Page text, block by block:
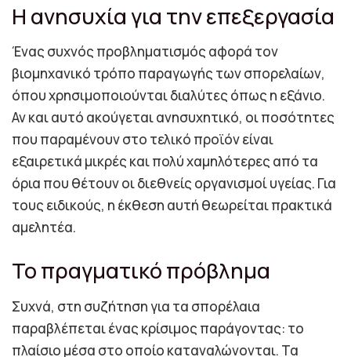
Η ανησυχία για την επεξεργασία
Ένας συχνός προβληματισμός αφορά τον
βιομηχανικό τρόπο παραγωγής των σπορελαίων,
όπου χρησιμοποιούνται διαλύτες όπως η εξάνιο.
Αν και αυτό ακούγεται ανησυχητικό, οι ποσότητες
που παραμένουν στο τελικό προϊόν είναι
εξαιρετικά μικρές και πολύ χαμηλότερες από τα
όρια που θέτουν οι διεθνείς οργανισμοί υγείας. Για
τους ειδικούς, η έκθεση αυτή θεωρείται πρακτικά
αμελητέα.
Το πραγματικό πρόβλημα
Συχνά, στη συζήτηση για τα σπορέλαια
παραβλέπεται ένας κρίσιμος παράγοντας: το
πλαίσιο μέσα στο οποίο καταναλώνονται. Τα